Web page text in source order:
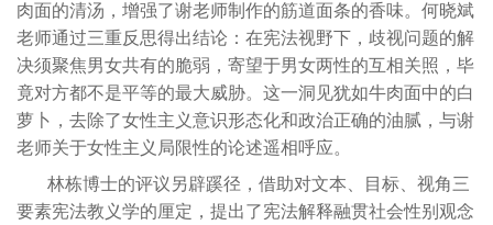
肉面的清汤，增强了谢老师制作的筋道面条的香味。何晓斌
老师通过三重反思得出结论：在宪法视野下，歧视问题的解
决须聚焦男女共有的脆弱，寄望于男女两性的互相关照，毕
竟对方都不是平等的最大威胁。这一洞见犹如牛肉面中的白
萝卜，去除了女性主义意识形态化和政治正确的油腻，与谢
老师关于女性主义局限性的论述遥相呼应。
林栋博士的评议另辟蹊径，借助对文本、目标、视角三
要素宪法教义学的厘定，提出了宪法解释融贯社会性别观念